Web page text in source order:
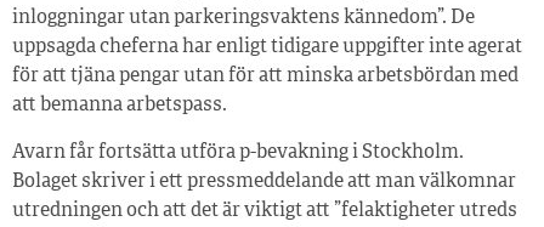
inloggningar utan parkeringsvaktens kännedom”. De
uppsagda cheferna har enligt tidigare uppgifter inte agerat
för att tjäna pengar utan för att minska arbetsbördan med
att bemanna arbetspass.
Avarn får fortsätta utföra p-bevakning i Stockholm.
Bolaget skriver i ett pressmeddelande att man välkomnar
utredningen och att det är viktigt att ”felaktigheter utreds